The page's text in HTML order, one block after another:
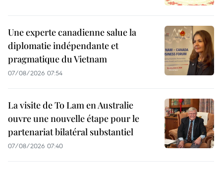
Une experte canadienne salue la
diplomatie indépendante et
pragmatique du Vietnam
07/08/2026 07:54
La visite de To Lam en Australie
ouvre une nouvelle étape pour le
partenariat bilatéral substantiel
07/08/2026 07:40